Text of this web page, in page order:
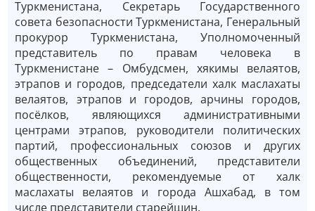
Туркменистана, Секретарь Государственного
совета безопасности Туркменистана, Генеральный
прокурор Туркменистана, Уполномоченный
представитель по правам человека в
Туркменистане – Омбудсмен, хякимы велаятов,
этрапов и городов, председатели халк маслахаты
велаятов, этрапов и городов, арчины городов,
посёлков, являющихся административными
центрами этрапов, руководители политических
партий, профессиональных союзов и других
общественных объединений, представители
общественности, рекомендуемые от халк
маслахаты велаятов и города Ашхабад, в том
числе представители старейшин.